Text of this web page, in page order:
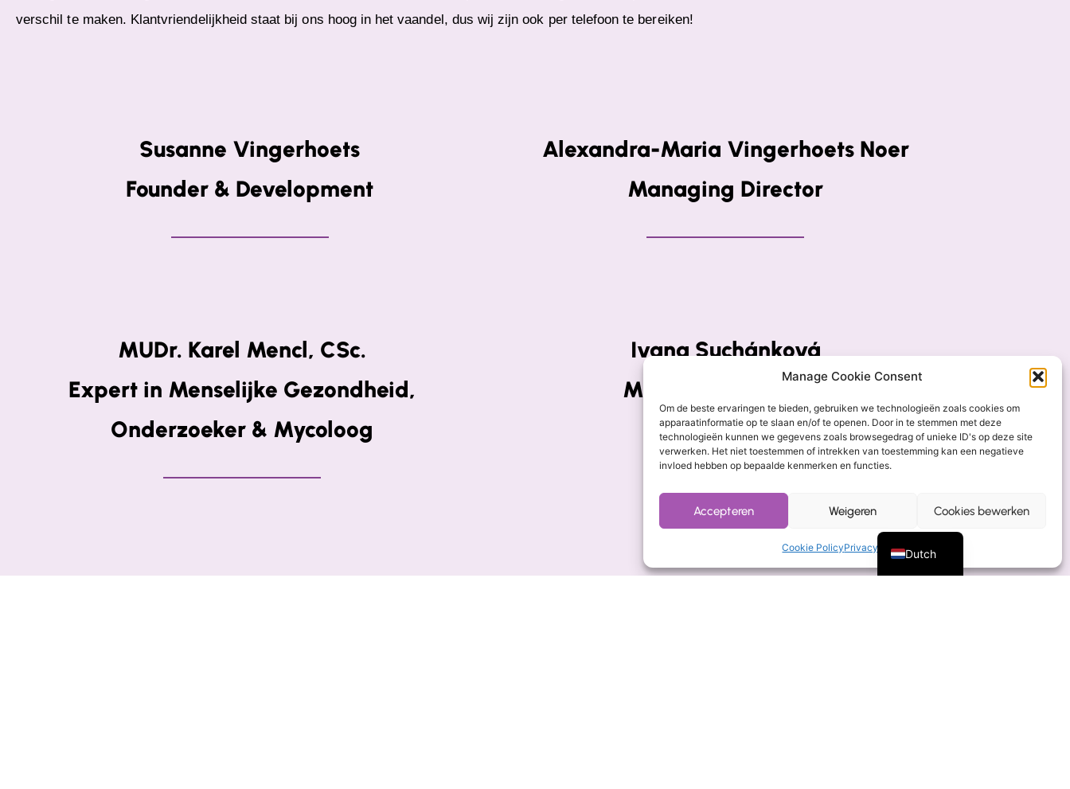
Manage Cookie Consent
Om de beste ervaringen te bieden, gebruiken we technologieën zoals cookies om
apparaatinformatie op te slaan en/of te openen. Door in te stemmen met deze
technologieën kunnen we gegevens zoals browsegedrag of unieke ID's op deze site
verwerken. Het niet toestemmen of intrekken van toestemming kan een negatieve
invloed hebben op bepaalde kenmerken en functies.
Accepteren Weigeren Cookies bewerken
Cookie PolicyPrivacyverklaring
verschil te maken. Klantvriendelijkheid staat bij ons hoog in het vaandel, dus wij zijn ook per telefoon te bereiken!
Susanne Vingerhoets
Founder & Development
Alexandra-Maria Vingerhoets Noer
Managing Director
MUDr. Karel Mencl, CSc.
Expert in Menselijke Gezondheid,
Onderzoeker & Mycoloog
Ivana Suchánková
Msc. Chemistry and
Technology
Dutch